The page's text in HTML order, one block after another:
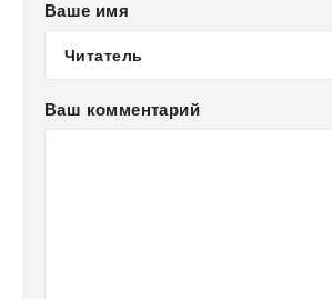
Ваше имя
Ваш комментарий